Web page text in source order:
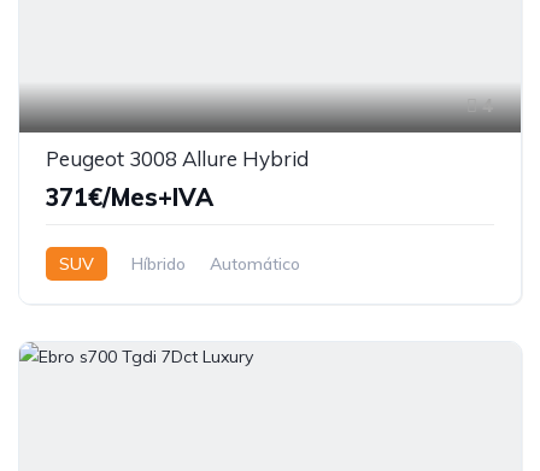
4
Peugeot 3008 Allure Hybrid
371€/Mes+IVA
SUV Híbrido Automático